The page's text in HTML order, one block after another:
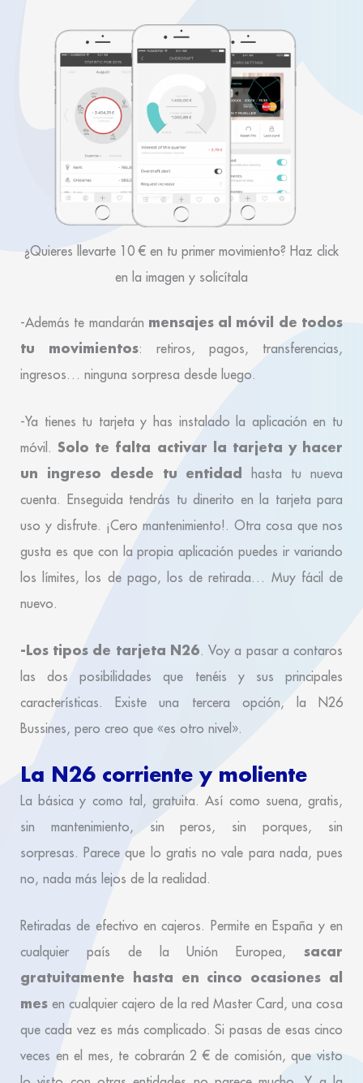
¿Quieres llevarte 10 € en tu primer movimiento? Haz click
en la imagen y solicítala
-Además te mandarán mensajes al móvil de todos
tu movimientos: retiros, pagos, transferencias,
ingresos… ninguna sorpresa desde luego.
-Ya tienes tu tarjeta y has instalado la aplicación en tu
móvil.Solo te falta activar la tarjeta y hacer
un ingreso desde tu entidad
hasta tu nueva
cuenta. Enseguida tendrás tu dinerito en la tarjeta para
uso y disfrute. ¡Cero mantenimiento!. Otra cosa que nos
gusta es que con la propia aplicación puedes ir variando
los límites, los de pago, los de retirada… Muy fácil de
nuevo.
-Los tipos de tarjeta N26. Voy a pasar a contaros
las dos posibilidades que tenéis y sus principales
características. Existe una tercera opción, la N26
Bussines, pero creo que «es otro nivel».
La N26 corriente y moliente
La básica y como tal, gratuita. Así como suena, gratis,
sin mantenimiento, sin peros, sin porques, sin
sorpresas. Parece que lo gratis no vale para nada, pues
no, nada más lejos de la realidad.
Retiradas de efectivo en cajeros. Permite en España y en
cualquier país de la Unión Europea, sacar
gratuitamente hasta en cinco ocasiones al
mes en cualquier cajero de la red Master Card, una cosa
que cada vez es más complicado. Si pasas de esas cinco
veces en el mes, te cobrarán 2 € de comisión, que visto